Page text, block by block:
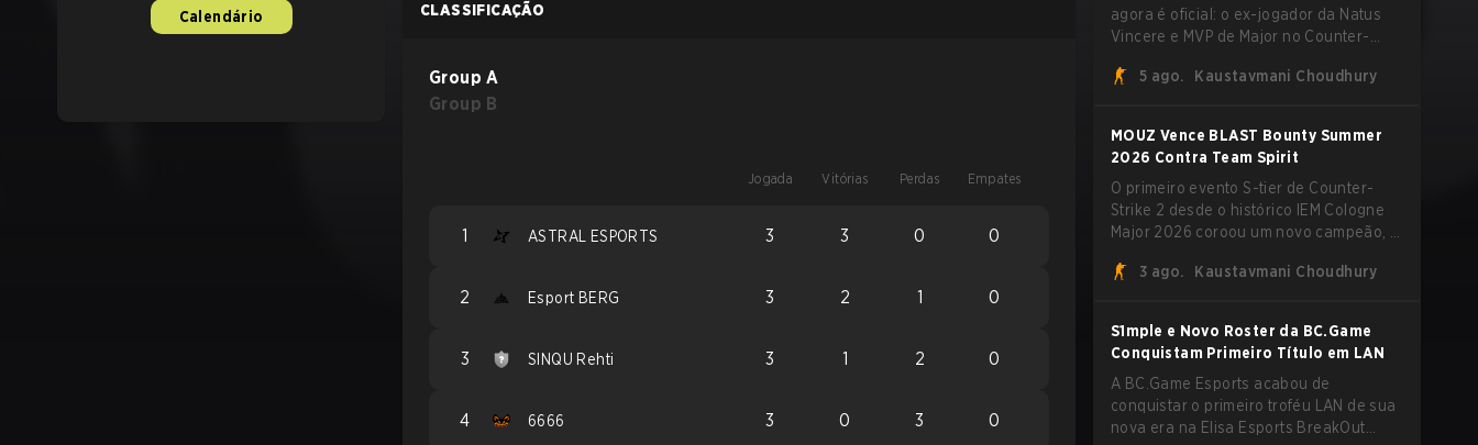
Calendário CLASSIFICAÇÃO
Group A
Group B
Jogada Vitórias Perdas Empates
1 ASTRAL ESPORTS 3 3 0 0
2 Esport BERG 3 2 1 0
3 SINQU Rehti 3 1 2 0
4 6666 3 0 3 0
agora é oficial: o ex-jogador da Natus
Vincere e MVP de Major no Counter-
vestir a camisa da Team Vitality na
5 ago. Kaustavmani Choudhury
MOUZ Vence BLAST Bounty Summer
2026 Contra Team Spirit
O primeiro evento S-tier de Counter-
Strike 2 desde o histórico IEM Cologne
Major 2026 coroou um novo campeão, e
desconhecida. MOUZ, recém-saído de
dominante por 3-1 para erguer o troféu
do BLAST Bounty Summer 2026.
3 ago. Kaustavmani Choudhury
S1mple e Novo Roster da BC.Game
Conquistam Primeiro Título em LAN
A BC.Game Esports acabou de
conquistar o primeiro troféu LAN de sua
nova era na Elisa Esports BreakOut